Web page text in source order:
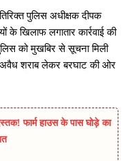
पुलिस अधीक्षक दीपक
के खिलाफ लगातार कार्रवाई की
को मुखबिर से सूचना मिली
अवैध शराब लेकर बरघाट की ओर
फार्म हाउस के पास घोड़े का